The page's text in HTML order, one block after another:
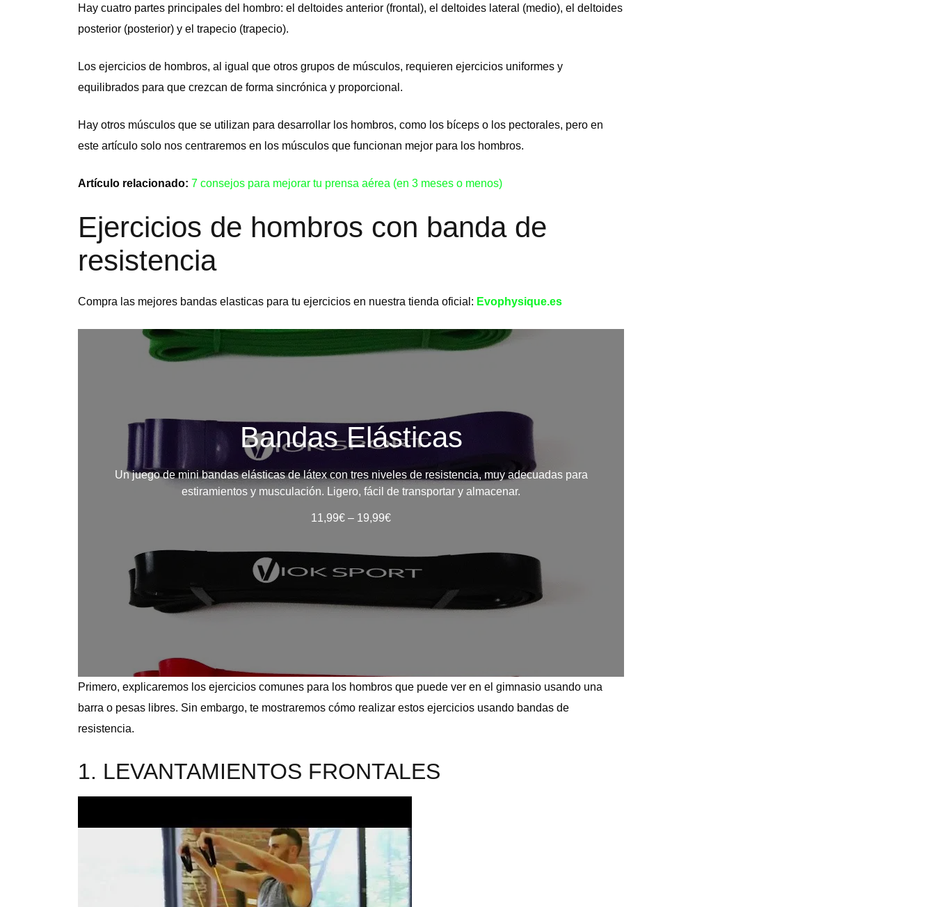
Hay cuatro partes principales del hombro: el deltoides anterior (frontal), el deltoides lateral (medio), el deltoides
posterior (posterior) y el trapecio (trapecio).
Los ejercicios de hombros, al igual que otros grupos de músculos, requieren ejercicios uniformes y
equilibrados para que crezcan de forma sincrónica y proporcional.
Hay otros músculos que se utilizan para desarrollar los hombros, como los bíceps o los pectorales, pero en
este artículo solo nos centraremos en los músculos que funcionan mejor para los hombros.
Artículo relacionado: 7 consejos para mejorar tu prensa aérea (en 3 meses o menos)
Ejercicios de hombros con banda de
resistencia
Compra las mejores bandas elasticas para tu ejercicios en nuestra tienda oficial: Evophysique.es
Bandas Elásticas
Un juego de mini bandas elásticas de látex con tres niveles de resistencia, muy adecuadas para
estiramientos y musculación. Ligero, fácil de transportar y almacenar.
11,99€ – 19,99€
Shop now
Primero, explicaremos los ejercicios comunes para los hombros que puede ver en el gimnasio usando una
barra o pesas libres. Sin embargo, te mostraremos cómo realizar estos ejercicios usando bandas de
resistencia.
1. LEVANTAMIENTOS FRONTALES